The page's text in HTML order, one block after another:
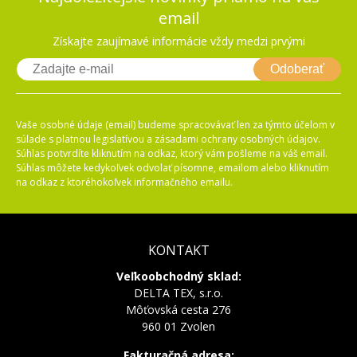
email
Získajte zaujímavé informácie vždy medzi prvými
Odoberať
Vaše osobné údaje (email) budeme spracovávať len za týmto účelom v
súlade s platnou legislatívou a zásadami ochrany osobných údajov.
Súhlas potvrdíte kliknutím na odkaz, ktorý vám pošleme na váš email.
Súhlas môžete kedykoľvek odvolať písomne, emailom alebo kliknutím
na odkaz z ktoréhokoľvek informačného emailu.
KONTAKT
Veľkoobchodný sklad:
DELTA TEX, s.r.o.
Môťovská cesta 276
960 01 Zvolen